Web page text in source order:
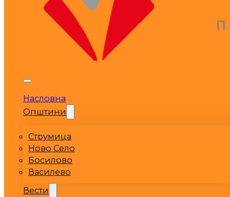
Насловна
Општини
Струмица
Ново Село
Босилово
Василево
Вести